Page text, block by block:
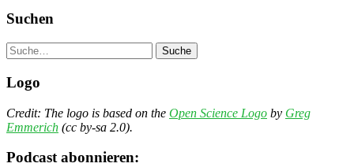
Suchen
Suche
Logo
Credit: The logo is based on the Open Science Logo by Greg
Emmerich (cc by-sa 2.0).
Podcast abonnieren: